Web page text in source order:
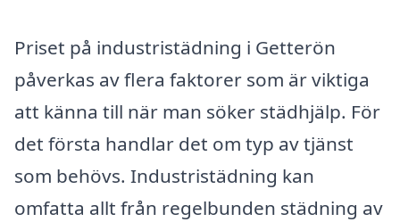
Priset på industristädning i Getterön
påverkas av flera faktorer som är viktiga
att känna till när man söker städhjälp. För
det första handlar det om typ av tjänst
som behövs. Industristädning kan
omfatta allt från regelbunden städning av